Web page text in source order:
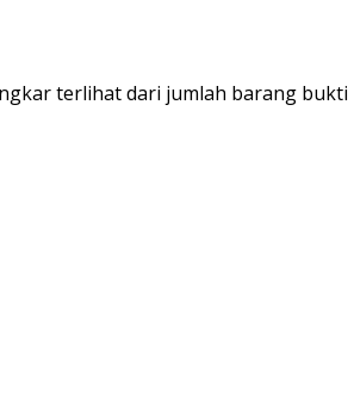
terlihat dari jumlah barang bukti